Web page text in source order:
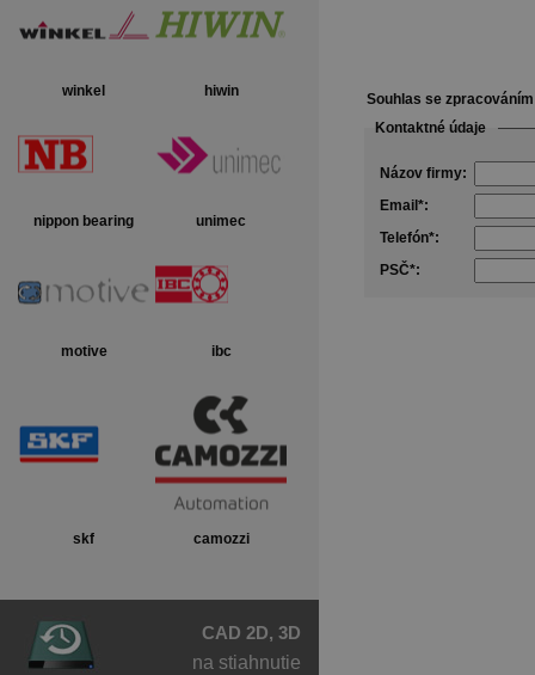
winkel hiwin
nippon bearing unimec
motive ibc
skf camozzi
CAD 2D, 3D
na stiahnutie
Souhlas se
Kontaktné údaje
Názov firmy:
Email*:
Telefón*:
PSČ*: